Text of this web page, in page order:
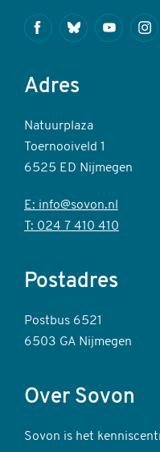
FacebookBlueskyYoutube
Adres
Natuurplaza
Toernooiveld 1
6525 ED Nijmegen
E: info@sovon.nl
T: 024 7 410 410
Postadres
Postbus 6521
6503 GA Nijmegen
Over Sovon
Sovon is het